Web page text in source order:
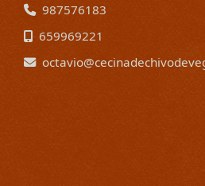
987576183
659969221
octavio